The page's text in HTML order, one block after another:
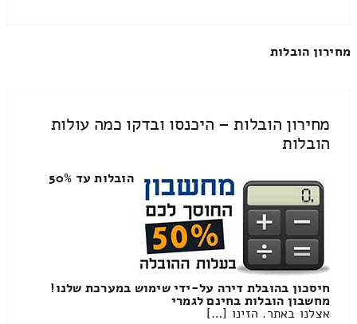
מחירון הובלות
מחירון הובלות – היכנסו ובדקו כמה עולות
הובלות
הובלות עד 50%
חיסכון בהובלת דירה על-ידי שימוש במערכת שלנו!
מחשבון הובלות בחינם לגמרי
אצלנו באתר. הזינו […]